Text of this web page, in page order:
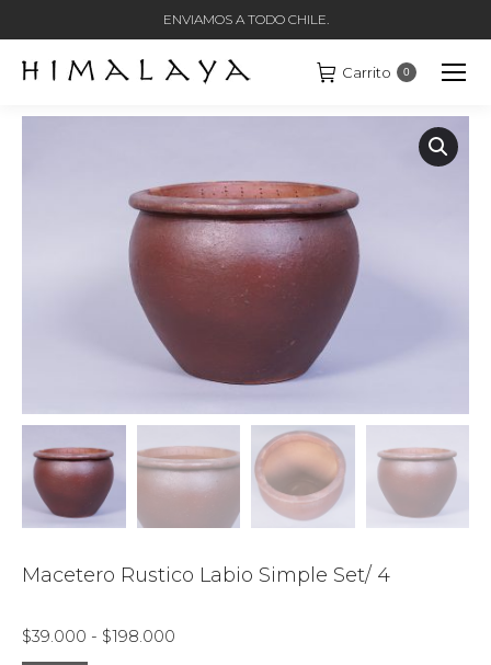
ENVIAMOS A TODO CHILE.
Carrito 0
Macetero Rustico Labio Simple Set/ 4
$39.000 - $198.000